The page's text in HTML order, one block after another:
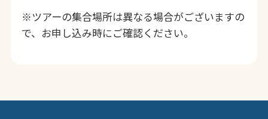
※ツアーの集合場所は異なる場合がございますの
で、お申し込み時にご確認ください。